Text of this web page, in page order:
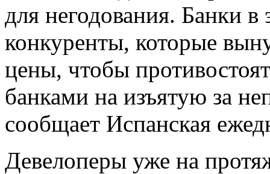
для негодования. Банки
конкуренты, которые
цены, чтобы
банками на изъятую за
сообщает Испанская
Девелоперы уже на